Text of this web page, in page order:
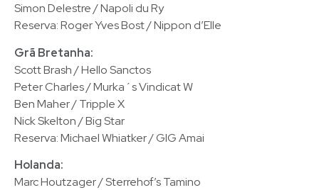
Simon Delestre / Napoli du Ry
Reserva: Roger Yves Bost / Nippon d’Elle
Grã Bretanha:
Scott Brash / Hello Sanctos
Peter Charles / Murka´s Vindicat W
Ben Maher / Tripple X
Nick Skelton / Big Star
Reserva: Michael Whiatker / GIG Amai
Holanda:
Marc Houtzager / Sterrehof’s Tamino